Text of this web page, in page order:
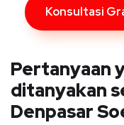
Konsultasi
Pertanyaan
ditanyakan
Denpasar